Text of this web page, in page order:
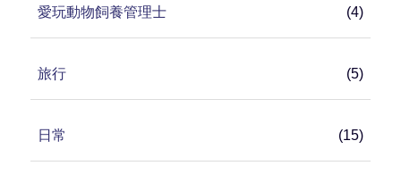
愛玩動物飼養管理士 (4)
旅行 (5)
日常 (15)